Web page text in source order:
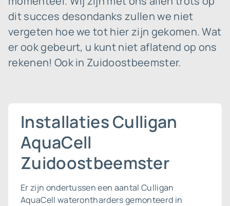
dit succes desondanks zullen we niet
vergeten hoe we tot hier zijn gekomen. Wat
er ook gebeurt, u kunt niet aflatend op ons
rekenen! Ook in Zuidoostbeemster.
Installaties Culligan
AquaCell
Zuidoostbeemster
Er zijn ondertussen een aantal Culligan
AquaCell waterontharders gemonteerd in